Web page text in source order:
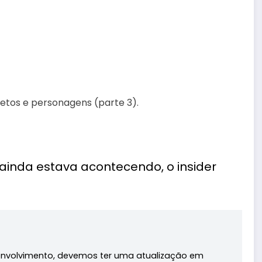
ainda estava acontecendo, o insider
devemos ter uma atualização em